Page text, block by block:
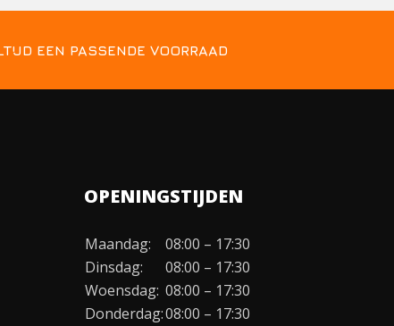
EEN PASSENDE VOORRAAD
OPENINGSTIJDEN
Maandag:
08:00 – 17:30
Dinsdag:
08:00 – 17:30
Woensdag: 08:00 – 17:30
Donderdag:08:00 – 17:30